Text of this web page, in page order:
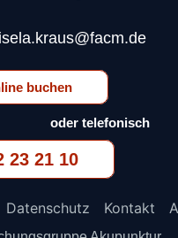
buchen
oder telefonisch
23 21 10
Datenschutz Kontakt